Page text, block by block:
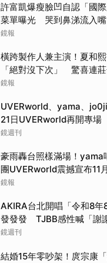
許富凱爆瘦臉凹自認「國
菜單曝光 哭到鼻涕流入嘴
鏡報
橫跨製作人兼主演！夏和
「絕對沒下次」 驚喜連
鏡報
UVERworld、yama、
21日UVERworld再開專場
鏡週刊
豪雨轟台照樣滿場！
團UVERworld震撼宣布11
鏡報
AKIRA台北開唱「令和8年
發發發 TJBB感性喊「謝
鏡週刊
結婚15年零吵架！庹宗康